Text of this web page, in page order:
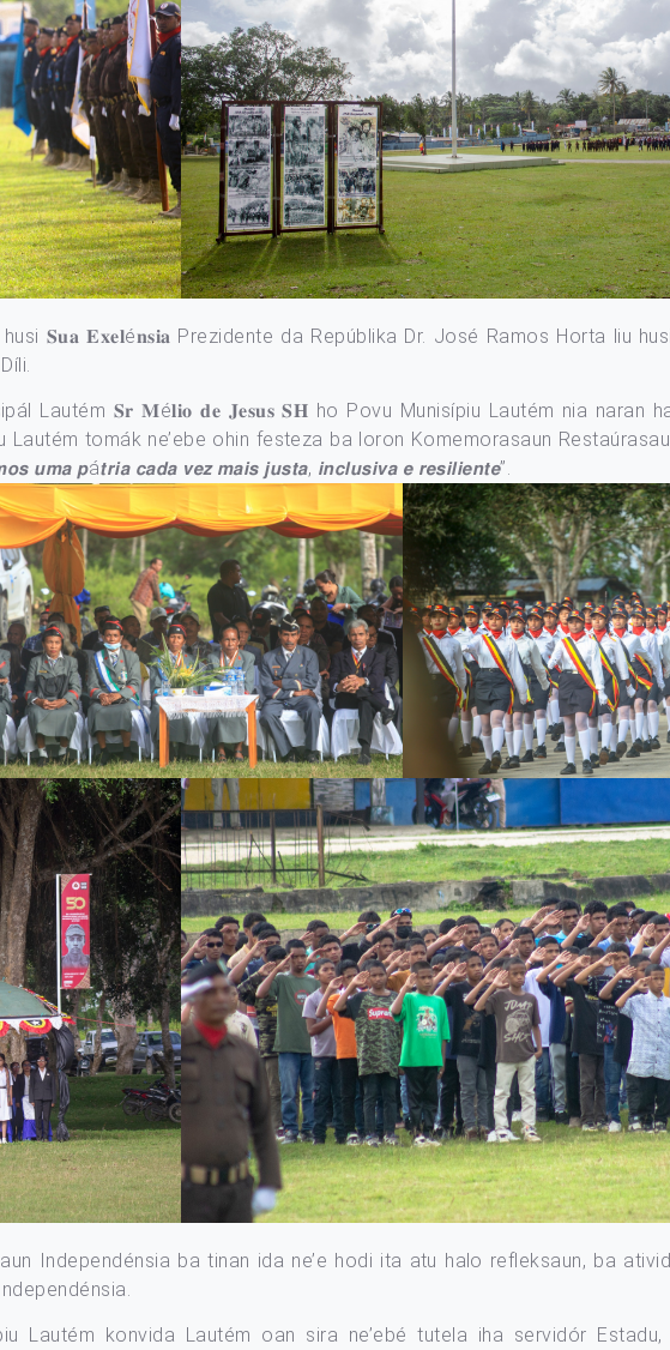
𝐒𝐮𝐚 𝐄𝐱𝐞𝐥é𝐧𝐬𝐢𝐚 Prezidente da Repúblika Dr. José Ramos Horta liu
Lautém 𝐒𝐫 𝐌é𝐥𝐢𝐨 𝐝𝐞 𝐉𝐞𝐬𝐮𝐬 𝐒𝐇 ho Povu Munisípiu Lautém nia naran
tomák ne’ebe ohin festeza ba loron Komemorasaun
𝙥á𝙩𝙧𝙞𝙖 𝙘𝙖𝙙𝙖 𝙫𝙚𝙯 𝙢𝙖𝙞𝙨 𝙟𝙪𝙨𝙩𝙖, 𝙞𝙣𝙘𝙡𝙪𝙨𝙞𝙫𝙖 𝙚 𝙧𝙚𝙨𝙞𝙡𝙞𝙚𝙣𝙩𝙚”.
Independénsia ba tinan ida ne’e hodi ita atu halo refleksaun, ba
Lautém konvida Lautém oan sira ne’ebé tutela iha servidór Estadu,